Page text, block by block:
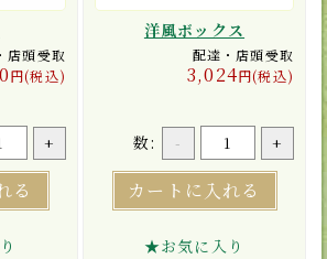
店頭受取
円(税込)
+
る
洋風ボックス
配達・店頭受取
3,024円(税込)
数: - +
カートに入れる
★お気に入り